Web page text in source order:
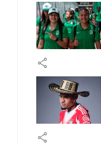
share
share